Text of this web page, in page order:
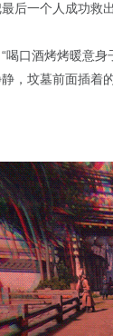
后一个人成功救
口酒烤烤暖意
，坟墓前面插着